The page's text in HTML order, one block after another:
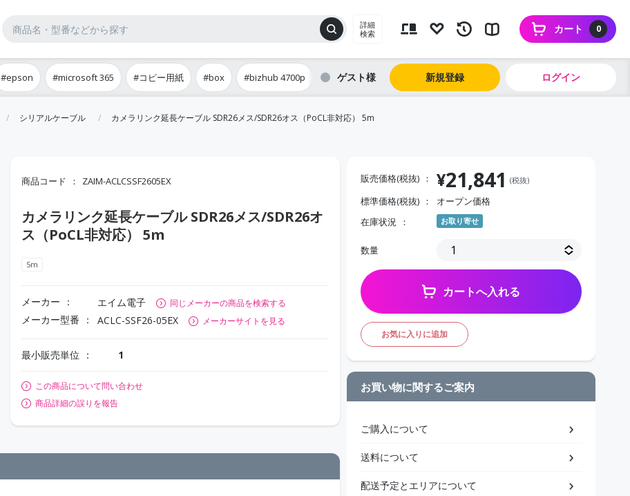
詳細
検索
0
カート
#epson #microsoft 365 #コピー用紙 #box #bizhub 4700p ゲスト 新規登録 ログイン
シリアルケーブル カメラリンク延長ケーブル SDR26メス/SDR26オス（PoCL非対応） 5m
商品コード ZAIM-ACLCSSF2605EX
カメラリンク延長ケーブル SDR26メス/SDR26オ
ス（PoCL非対応） 5m
5m
メーカー エイム電子 同じメーカーの商品を検索する
メーカー型番 ACLC-SSF26-05EX メーカーサイトを見る
最小販売単位 1
この商品について問い合わせ
商品詳細の誤りを報告
販売価格(税抜) ¥21,841 (税抜)
標準価格(税抜)
オープン価格
在庫状況
お取り寄せ
数量
カートへ入れる
お気に入りに追加
お買い物に関するご案内
ご購入について
送料について
配送予定とエリアについて